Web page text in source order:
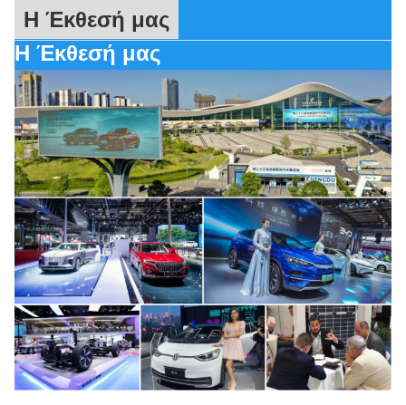
Η Έκθεσή μας
Η Έκθεσή μας